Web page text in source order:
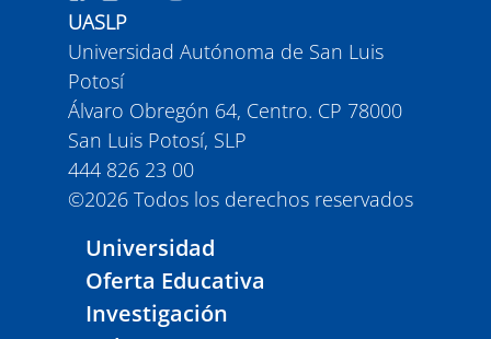
UASLP
Universidad Autónoma de San Luis
Potosí
Álvaro Obregón 64, Centro. CP 78000
San Luis Potosí, SLP
444 826 23 00
©2026 Todos los derechos reservados
Universidad
Oferta Educativa
Investigación